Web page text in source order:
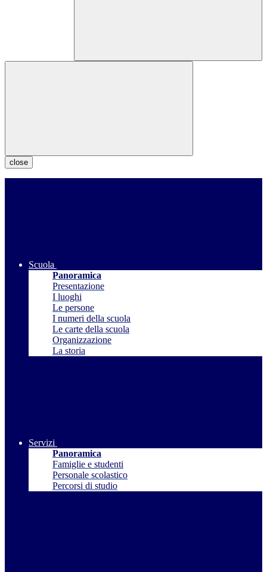
close
Scuola
Panoramica
Presentazione
I luoghi
Le persone
I numeri della scuola
Le carte della scuola
Organizzazione
La storia
Servizi
Panoramica
Famiglie e studenti
Personale scolastico
Percorsi di studio